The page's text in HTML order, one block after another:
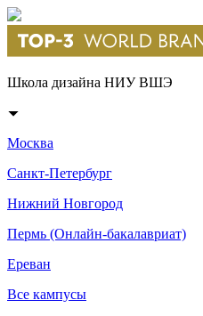
Школа дизайна НИУ ВШЭ
Москва
Санкт-Петербург
Нижний Новгород
Пермь (Онлайн-бакалавриат)
Ереван
Все кампусы